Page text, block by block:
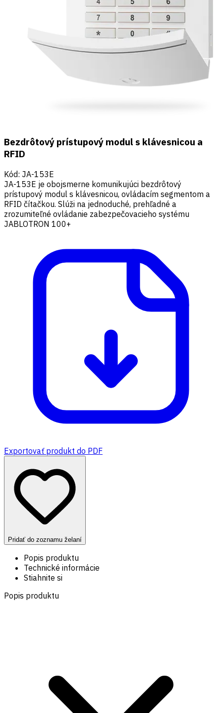
Bezdrôtový prístupový modul s klávesnicou a
RFID
Kód: JA-153E
JA-153E je obojsmerne komunikujúci bezdrôtový
prístupový modul s klávesnicou, ovládacím segmentom a
RFID čítačkou. Slúži na jednoduché, prehľadné a
zrozumiteľné ovládanie zabezpečovacieho systému
JABLOTRON 100+
Exportovať produkt do PDF
Pridať do zoznamu želaní
Popis produktu
Technické informácie
Stiahnite si
Popis produktu